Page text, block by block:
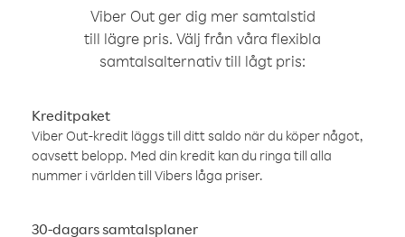
Viber Out ger dig mer samtalstid
till lägre pris. Välj från våra flexibla
samtalsalternativ till lågt pris:
Kreditpaket
Viber Out-kredit läggs till ditt saldo när du köper något,
oavsett belopp. Med din kredit kan du ringa till alla
nummer i världen till Vibers låga priser.
30-dagars samtalsplaner